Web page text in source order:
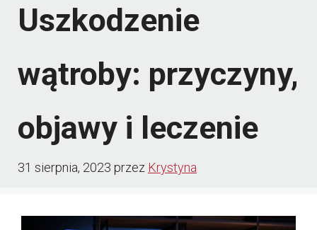
Uszkodzenie
wątroby: przyczyny,
objawy i leczenie
31 sierpnia, 2023 przez Krystyna